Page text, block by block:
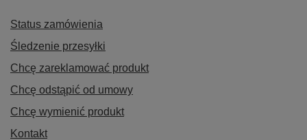
Status zamówienia
Śledzenie przesyłki
Chcę zareklamować produkt
Chcę odstąpić od umowy
Chcę wymienić produkt
Kontakt